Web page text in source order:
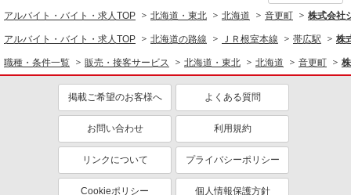
アルバイト・バイト・求人TOP 北海道・東北 北海道 音更町 株式会社
アルバイト・バイト・求人TOP 北海道の路線 ＪＲ根室本線 帯広駅 株
職種・条件一覧 販売・接客サービス 北海道・東北 北海道 音更町
掲載ご希望のお客様へ よくある質問
お問い合わせ 利用規約
リンクについて プライバシーポリシー
Cookieポリシー 個人情報保護方針